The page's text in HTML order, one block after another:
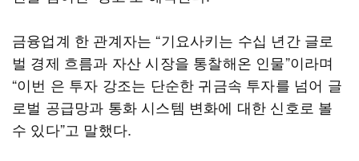
금융업계 한 관계자는 “기요사키는 수십 년간 글로
벌 경제 흐름과 자산 시장을 통찰해온 인물”이라며
“이번 은 투자 강조는 단순한 귀금속 투자를 넘어 글
로벌 공급망과 통화 시스템 변화에 대한 신호로 볼
수 있다”고 말했다.